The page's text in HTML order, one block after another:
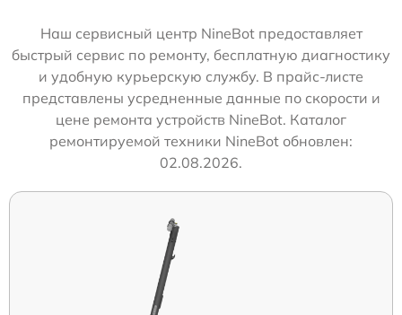
Наш сервисный центр NineBot предоставляет
быстрый сервис по ремонту, бесплатную диагностику
и удобную курьерскую службу. В прайс-листе
представлены усредненные данные по скорости и
цене ремонта устройств NineBot. Каталог
ремонтируемой техники NineBot обновлен:
02.08.2026.